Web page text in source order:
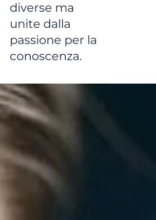
diverse ma
unite dalla
passione per la
conoscenza.